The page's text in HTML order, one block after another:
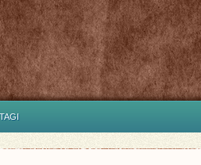
TAGI